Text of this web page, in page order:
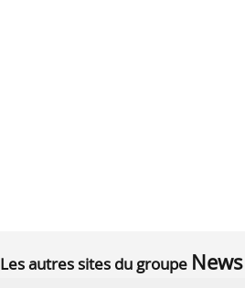
Les autres sites du groupe